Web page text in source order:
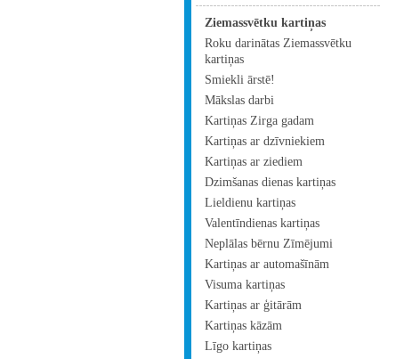
Ziemassvētku kartiņas
Roku darinātas Ziemassvētku
kartiņas
Smiekli ārstē!
Mākslas darbi
Kartiņas Zirga gadam
Kartiņas ar dzīvniekiem
Kartiņas ar ziediem
Dzimšanas dienas kartiņas
Lieldienu kartiņas
Valentīndienas kartiņas
Neplālas bērnu Zīmējumi
Kartiņas ar automašīnām
Visuma kartiņas
Kartiņas ar ģitārām
Kartiņas kāzām
Līgo kartiņas